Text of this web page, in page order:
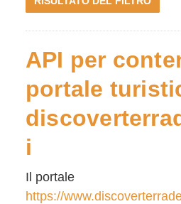
API per
portale
i
Il portale
https://